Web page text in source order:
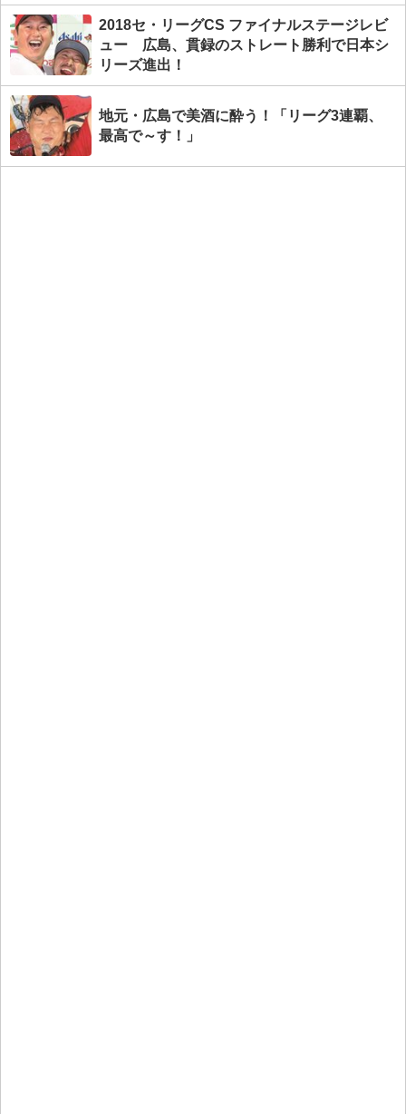
2018セ・リーグCS ファイナルステージレビ
ュー 広島、貫録のストレート勝利で日本シ
リーズ進出！
地元・広島で美酒に酔う！「リーグ3連覇、
最高で～す！」